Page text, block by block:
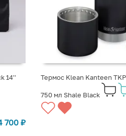
14''
700 ₽
Термос Klean Kanteen
750 мл Shale Black